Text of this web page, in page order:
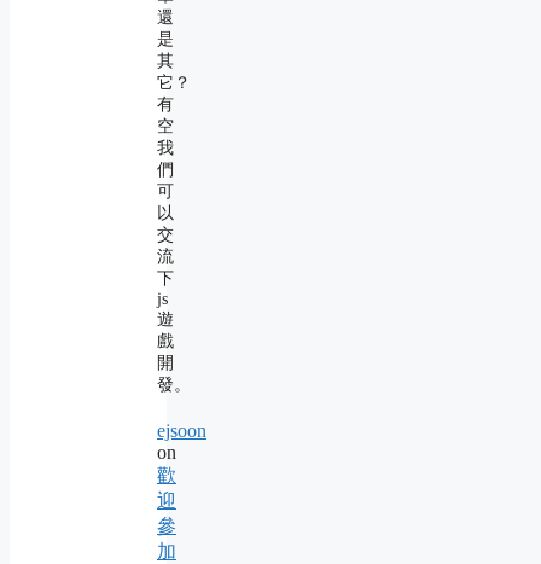
還
是
其
它？
有
空
我
們
可
以
交
流
下
js
遊
戲
開
發。
ejsoon
on
歡
迎
參
加